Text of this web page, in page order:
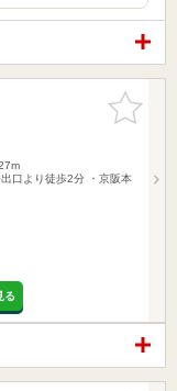
お気に入
りに追加
口より徒歩2分 ・京阪本
る